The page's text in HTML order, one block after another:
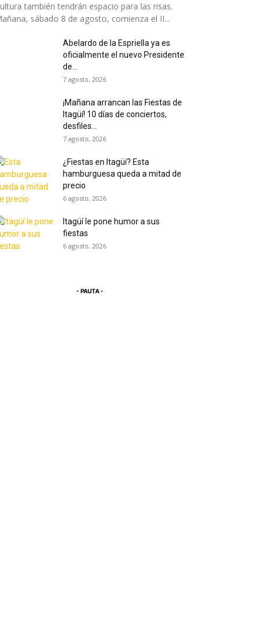
también tendrán espacio para las risas.
sábado 8 de agosto, comienza el II...
Abelardo de la Espriella ya es
oficialmente el nuevo Presidente
de...
7 agosto, 2026
¡Mañana arrancan las Fiestas de
Itagüí! 10 días de conciertos,
desfiles...
7 agosto, 2026
¿Fiestas en Itagüí? Esta
hamburguesa queda a mitad de
precio
6 agosto, 2026
Itagüí le pone humor a sus
fiestas
6 agosto, 2026
- PAUTA -